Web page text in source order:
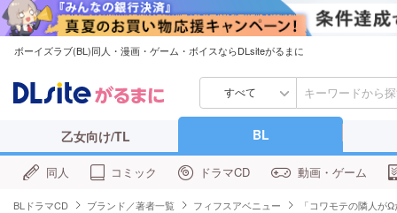
ボーイズラブ(BL)同人・漫画・ゲーム・ボイスならDLsiteがるまに
すべて
乙女向け/TL BL
同人 コミック ドラマCD 動画・ゲーム
BLドラマCD ブランド／著者一覧 フィフスアベニュー 「コワモテの隣人が